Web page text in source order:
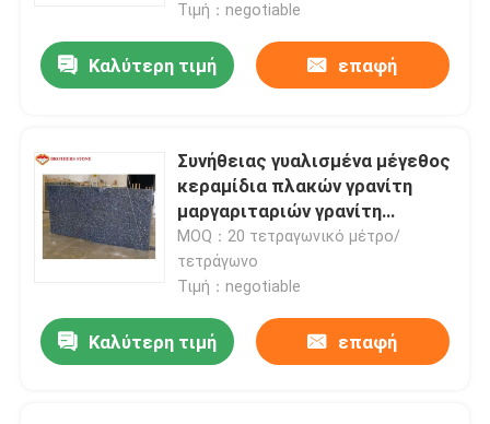
Τιμή：negotiable
Καλύτερη τιμή επαφή
Συνήθειας γυαλισμένα μέγεθος
κεραμίδια πλακών γρανίτη
μαργαριταριών γρανίτη
πέτρινα, νορβηγικά μπλε
MOQ：20 τετραγωνικό μέτρο/
τετράγωνο
Τιμή：negotiable
Καλύτερη τιμή επαφή